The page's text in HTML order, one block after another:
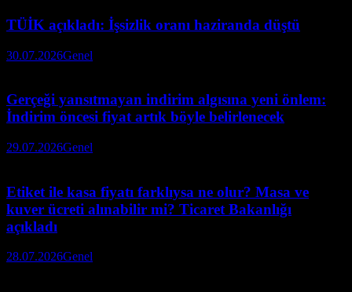
TÜİK açıkladı: İşsizlik oranı haziranda düştü
30.07.2026Genel
Gerçeği yansıtmayan indirim algısına yeni önlem:
İndirim öncesi fiyat artık böyle belirlenecek
29.07.2026Genel
Etiket ile kasa fiyatı farklıysa ne olur? Masa ve
kuver ücreti alınabilir mi? Ticaret Bakanlığı
açıkladı
28.07.2026Genel